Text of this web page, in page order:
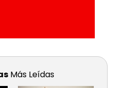
Más Leídas